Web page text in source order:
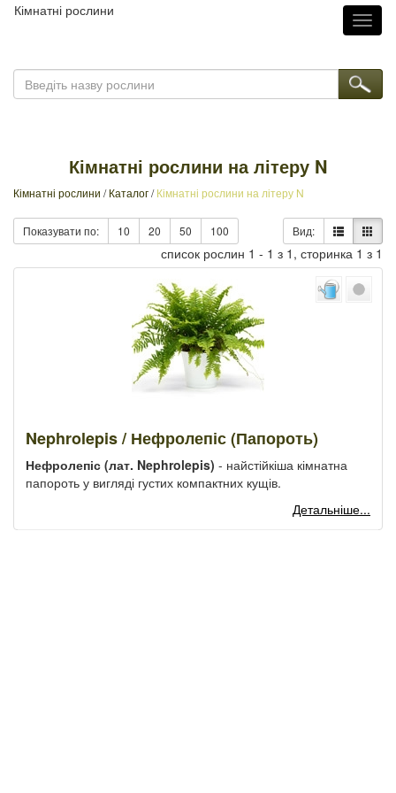
Кімнатні рослини
Кімнатні рослини на літеру N
Кімнатні рослини /Каталог/Кімнатні рослини на літеру N
Показувати по: 10 20 50 100 Вид:
список рослин 1 - 1 з 1, сторинка 1 з 1
Nephrolepis / Нефролепіс (Папороть)
Нефролепіс (лат. Nephrolepis) - найстійкіша кімнатна
папороть у вигляді густих компактних кущів.
Детальніше...